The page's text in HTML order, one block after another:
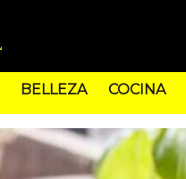
BELLEZA COCINA